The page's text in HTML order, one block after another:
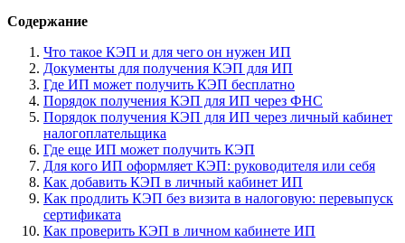
Содержание
Что такое КЭП и для чего он нужен ИП
Документы для получения КЭП для ИП
Где ИП может получить КЭП бесплатно
Порядок получения КЭП для ИП через ФНС
Порядок получения КЭП для ИП через личный кабинет
налогоплательщика
Где еще ИП может получить КЭП
Для кого ИП оформляет КЭП: руководителя или себя
Как добавить КЭП в личный кабинет ИП
Как продлить КЭП без визита в налоговую: перевыпуск
сертификата
Как проверить КЭП в личном кабинете ИП